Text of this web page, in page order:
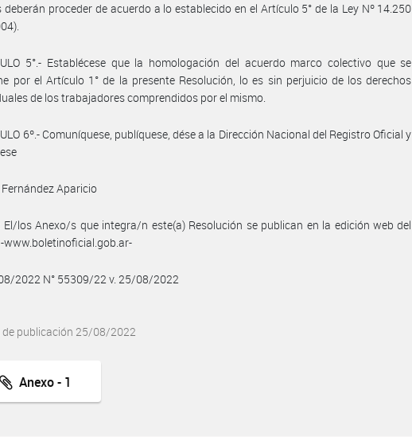
deberán proceder de acuerdo a lo establecido en el Artículo 5° de la Ley Nº 14.250
5°.- Establécese que la homologación del acuerdo marco colectivo que se
por el Artículo 1° de la presente Resolución, lo es sin perjuicio de los derechos
de los trabajadores comprendidos por el mismo.
6º.- Comuníquese, publíquese, dése a la Dirección Nacional del Registro Oficial y
Aparicio
El/los Anexo/s que integra/n este(a) Resolución se publican en la edición web del
-www.boletinoficial.gob.ar-
2022 N° 55309/22 v. 25/08/2022
de publicación 25/08/2022
Anexo - 1